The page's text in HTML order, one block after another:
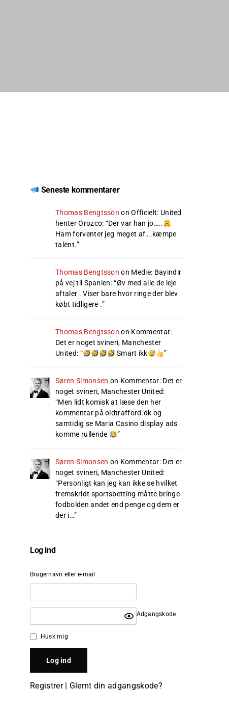
Seneste kommentarer
Thomas Bengtsson onOfficielt: United
henter Orozco: “Der var han jo…..
Ham forventer jeg meget af….kæmpe
talent.”
Thomas Bengtsson on Medie: Bayindir
på vej til Spanien: “Øv med alle de leje
aftaler . Viser bare hvor ringe der blev
købt tidligere .”
Thomas Bengtsson on Kommentar:
Det er noget svineri, Manchester
United: “ Smart ikk ”
Søren Simonsen on Kommentar: Det er
noget svineri, Manchester United:
“Men lidt komisk at læse den her
kommentar på oldtrafford.dk og
samtidig se Maria Casino display ads
komme rullende
”
Søren Simonsen on Kommentar: Det er
noget svineri, Manchester United:
“Personligt kan jeg kan ikke se hvilket
fremskridt sportsbetting måtte bringe
fodbolden andet end penge og dem er
der i…”
Log ind
Brugernavn eller e-mail
Adgangskode
Husk mig
Registrer| Glemt din adgangskode?